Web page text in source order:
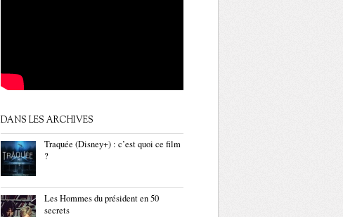
DANS LES ARCHIVES
Traquée (Disney+) : c’est quoi ce film
?
Les Hommes du président en 50
secrets